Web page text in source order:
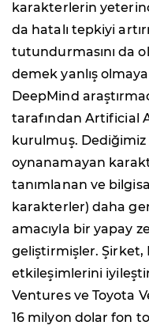
karakterlerin
da hatalı tepkiyi
tutundurmasını da
demek yanlış
DeepMind
tarafından Artificial
kurulmuş.
oynanamayan
tanımlanan ve
karakterler) daha
amacıyla bir yapay
geliştirmişler. Şirket,
etkileşimlerini
Ventures ve Toyota
16 milyon dolar fon